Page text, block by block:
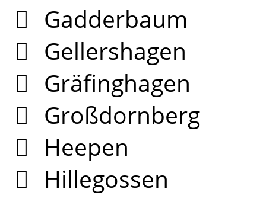
Gadderbaum
Gellershagen
Gräfinghagen
Großdornberg
Heepen
Hillegossen